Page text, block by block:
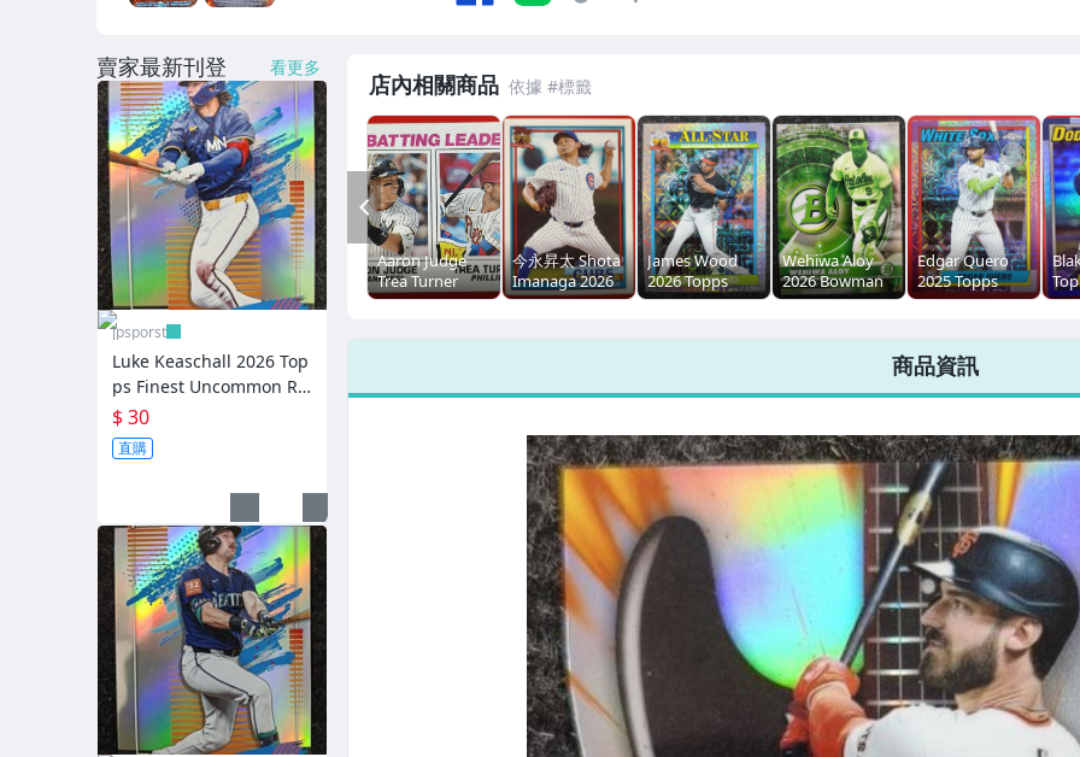
2025 Topps Chrome Fortune 15
2025 Topps Summer Superstars
2025 Topps OPS Leaders
2025 Topps 35週年之 1990
Mascots / First Pitch
網球簽名卡 用品卡
2025 Topps Update
Topps Now
漫威 Marvel
星際大戰
奧運會卡
名人卡
店內相關商品
Aaron Judge
Trea Turner
2026 Topps
Batting Leaders
今永昇太 Shota
Imanaga 2026
Topps Series 1-
Baseball #T91-
James Wood
2026 Topps
Series 2-1991
All-Stars Mojo
Wehiwa Aloy
2026 Bowman
Chrome Under
17
Edgar Quero
2025 Topps
Update-復刻
Chrome MOJO
RC #U90C-81
PREV
商品資訊
賣家最新刊登 看更多
jpsporst
Luke Keaschall 2026 Top
ps Finest Uncommon Re
fractor #131
$ 30
直購